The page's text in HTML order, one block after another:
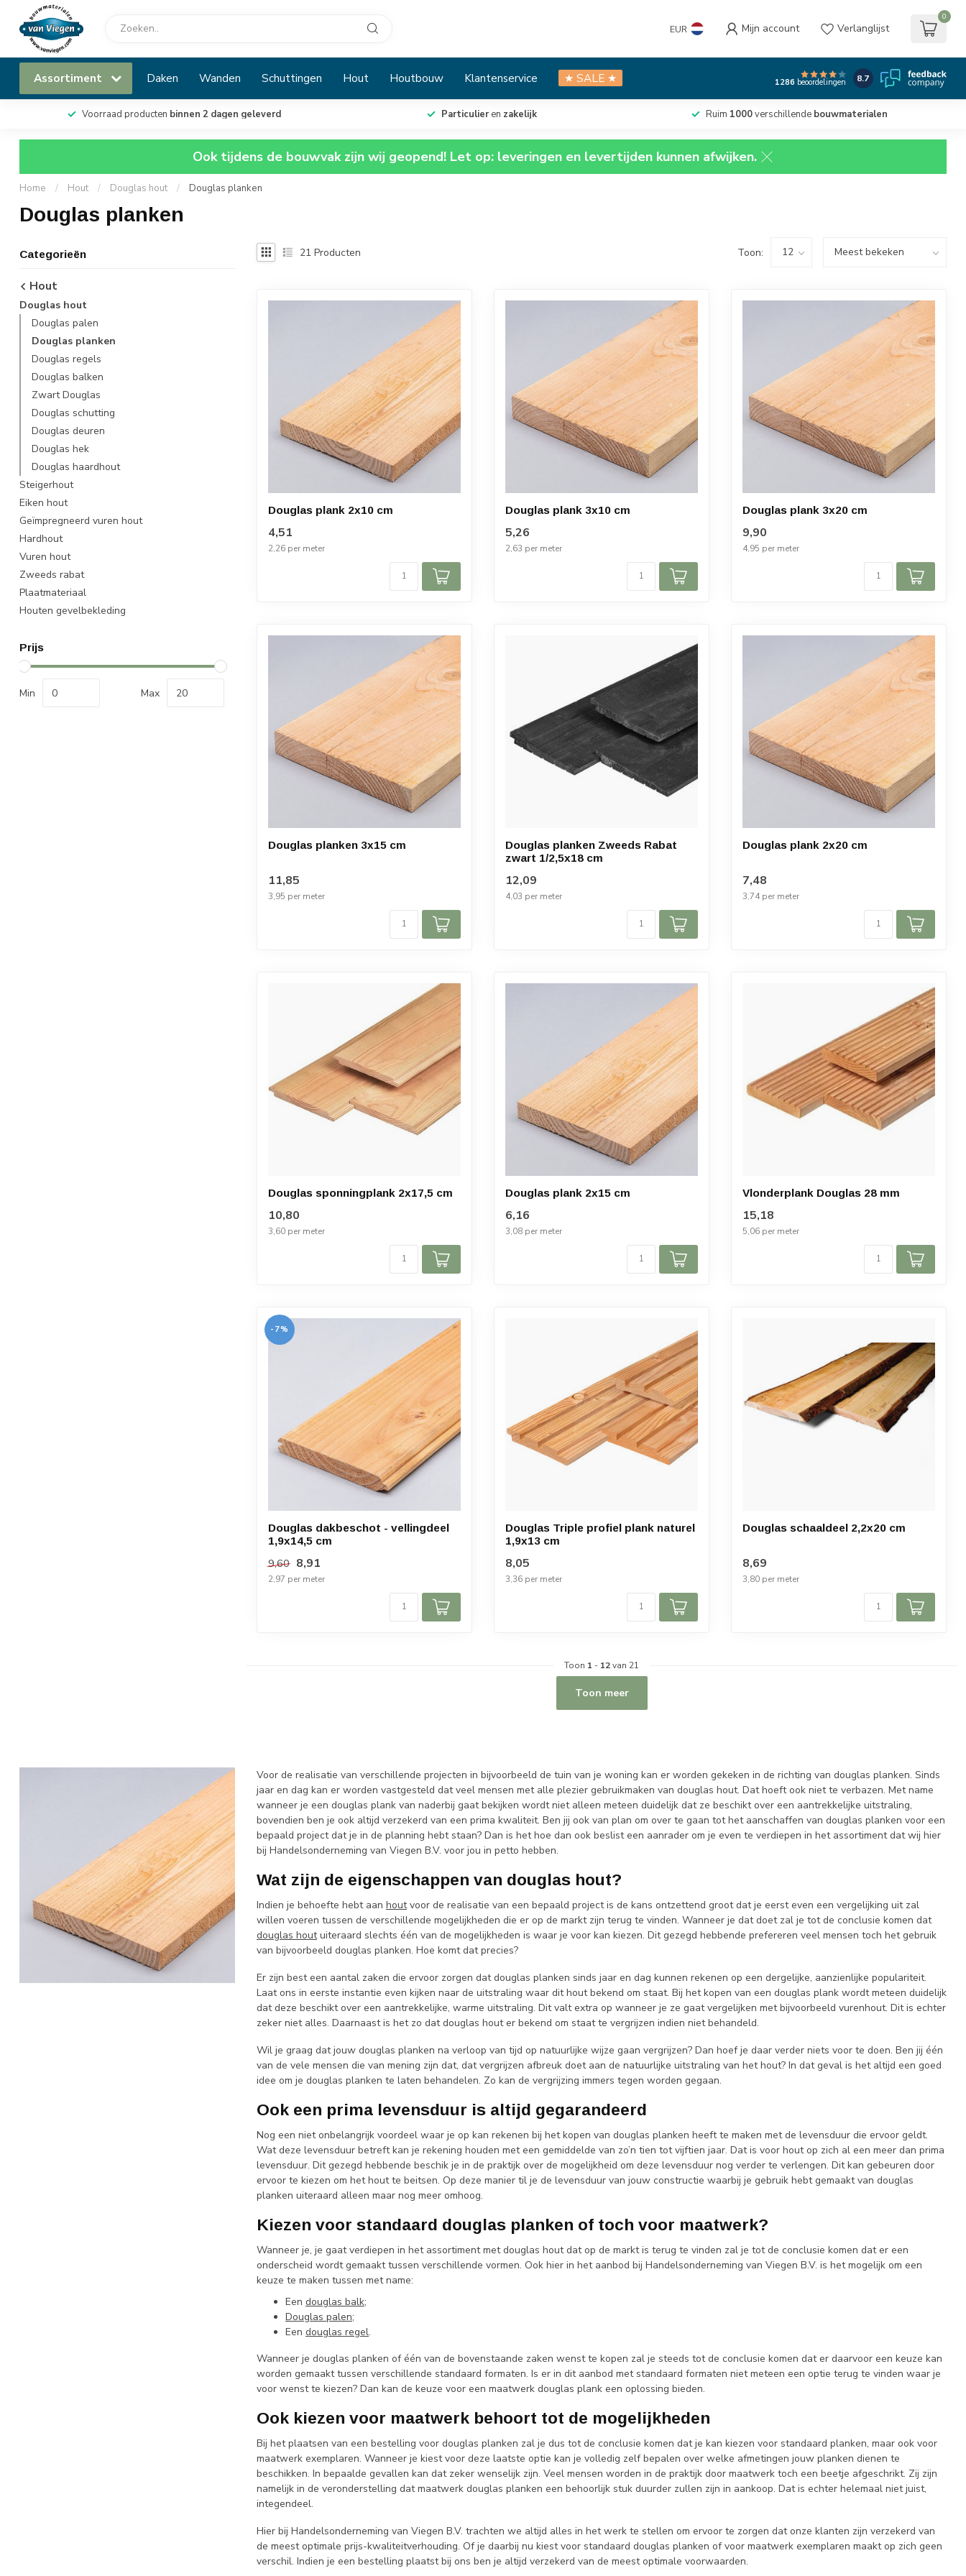
EUR Mijn account Verlanglijst
0
Assortiment Daken Wanden Schuttingen Hout Houtbouw Klantenservice ★ SALE ★ 1286 beoordelingen 8.7
Voorraad producten binnen 2 dagen geleverd Particulieren zakelijk Ruim 1000verschillende bouwmaterialen
Ook tijdens de bouwvak zijn wij geopend! Let op: leveringen en levertijden kunnen afwijken.
Home / Hout / Douglas hout / Douglas planken
Douglas planken
Categorieën
Hout
Douglas hout
Douglas palen
Douglas planken
Douglas regels
Douglas balken
Zwart Douglas
Douglas schutting
Douglas deuren
Douglas hek
Douglas haardhout
Steigerhout
Eiken hout
Geïmpregneerd vuren hout
Hardhout
Vuren hout
Zweeds rabat
Plaatmateriaal
Houten gevelbekleding
Prijs
Min Max
21 Producten Toon:
Douglas plank 2x10 cm
4,51
2,26 per meter
Douglas plank 3x10 cm
5,26
2,63 per meter
Douglas plank 3x20 cm
9,90
4,95 per meter
Douglas planken 3x15 cm
11,85
3,95 per meter
Douglas planken Zweeds Rabat
zwart 1/2,5x18 cm
12,09
4,03 per meter
Douglas plank 2x20 cm
7,48
3,74 per meter
Douglas sponningplank 2x17,5 cm
10,80
3,60 per meter
Douglas plank 2x15 cm
6,16
3,08 per meter
Vlonderplank Douglas 28 mm
15,18
5,06 per meter
-7%
Douglas dakbeschot - vellingdeel
1,9x14,5 cm
9,60 8,91
2,97 per meter
Douglas Triple profiel plank naturel
1,9x13 cm
8,05
3,36 per meter
Douglas schaaldeel 2,2x20 cm
8,69
3,80 per meter
Toon 1 - 12van 21
Toon meer
Voor de realisatie van verschillende projecten in bijvoorbeeld de tuin van je woning kan er worden gekeken in de richting van douglas planken. Sinds
jaar en dag kan er worden vastgesteld dat veel mensen met alle plezier gebruikmaken van douglas hout. Dat hoeft ook niet te verbazen. Met name
wanneer je een douglas plank van naderbij gaat bekijken wordt niet alleen meteen duidelijk dat ze beschikt over een aantrekkelijke uitstraling,
bovendien ben je ook altijd verzekerd van een prima kwaliteit. Ben jij ook van plan om over te gaan tot het aanschaffen van douglas planken voor een
bepaald project dat je in de planning hebt staan? Dan is het hoe dan ook beslist een aanrader om je even te verdiepen in het assortiment dat wij hier
bij Handelsonderneming van Viegen B.V. voor jou in petto hebben.
Wat zijn de eigenschappen van douglas hout?
Indien je behoefte hebt aan houtvoor de realisatie van een bepaald project is de kans ontzettend groot dat je eerst even een vergelijking uit zal
willen voeren tussen de verschillende mogelijkheden die er op de markt zijn terug te vinden. Wanneer je dat doet zal je tot de conclusie komen dat
douglas houtuiteraard slechts één van de mogelijkheden is waar je voor kan kiezen. Dit gezegd hebbende prefereren veel mensen toch het gebruik
van bijvoorbeeld douglas planken. Hoe komt dat precies?
Er zijn best een aantal zaken die ervoor zorgen dat douglas planken sinds jaar en dag kunnen rekenen op een dergelijke, aanzienlijke populariteit.
Laat ons in eerste instantie even kijken naar de uitstraling waar dit hout bekend om staat. Bij het kopen van een douglas plank wordt meteen duidelijk
dat deze beschikt over een aantrekkelijke, warme uitstraling. Dit valt extra op wanneer je ze gaat vergelijken met bijvoorbeeld vurenhout. Dit is echter
zeker niet alles. Daarnaast is het zo dat douglas hout er bekend om staat te vergrijzen indien niet behandeld.
Wil je graag dat jouw douglas planken na verloop van tijd op natuurlijke wijze gaan vergrijzen? Dan hoef je daar verder niets voor te doen. Ben jij één
van de vele mensen die van mening zijn dat, dat vergrijzen afbreuk doet aan de natuurlijke uitstraling van het hout? In dat geval is het altijd een goed
idee om je douglas planken te laten behandelen. Zo kan de vergrijzing immers tegen worden gegaan.
Ook een prima levensduur is altijd gegarandeerd
Nog een niet onbelangrijk voordeel waar je op kan rekenen bij het kopen van douglas planken heeft te maken met de levensduur die ervoor geldt.
Wat deze levensduur betreft kan je rekening houden met een gemiddelde van zo’n tien tot vijftien jaar. Dat is voor hout op zich al een meer dan prima
levensduur. Dit gezegd hebbende beschik je in de praktijk over de mogelijkheid om deze levensduur nog verder te verlengen. Dit kan gebeuren door
ervoor te kiezen om het hout te beitsen. Op deze manier til je de levensduur van jouw constructie waarbij je gebruik hebt gemaakt van douglas
planken uiteraard alleen maar nog meer omhoog.
Kiezen voor standaard douglas planken of toch voor maatwerk?
Wanneer je, je gaat verdiepen in het assortiment met douglas hout dat op de markt is terug te vinden zal je tot de conclusie komen dat er een
onderscheid wordt gemaakt tussen verschillende vormen. Ook hier in het aanbod bij Handelsonderneming van Viegen B.V. is het mogelijk om een
keuze te maken tussen met name:
Een douglas balk;
Douglas palen;
Een douglas regel.
Wanneer je douglas planken of één van de bovenstaande zaken wenst te kopen zal je steeds tot de conclusie komen dat er daarvoor een keuze kan
worden gemaakt tussen verschillende standaard formaten. Is er in dit aanbod met standaard formaten niet meteen een optie terug te vinden waar je
voor wenst te kiezen? Dan kan de keuze voor een maatwerk douglas plank een oplossing bieden.
Ook kiezen voor maatwerk behoort tot de mogelijkheden
Bij het plaatsen van een bestelling voor douglas planken zal je dus tot de conclusie komen dat je kan kiezen voor standaard planken, maar ook voor
maatwerk exemplaren. Wanneer je kiest voor deze laatste optie kan je volledig zelf bepalen over welke afmetingen jouw planken dienen te
beschikken. In bepaalde gevallen kan dat zeker wenselijk zijn. Veel mensen worden in de praktijk door maatwerk toch een beetje afgeschrikt. Zij zijn
namelijk in de veronderstelling dat maatwerk douglas planken een behoorlijk stuk duurder zullen zijn in aankoop. Dat is echter helemaal niet juist,
integendeel.
Hier bij Handelsonderneming van Viegen B.V. trachten we altijd alles in het werk te stellen om ervoor te zorgen dat onze klanten zijn verzekerd van
de meest optimale prijs-kwaliteitverhouding. Of je daarbij nu kiest voor standaard douglas planken of voor maatwerk exemplaren maakt op zich geen
verschil. Indien je een bestelling plaatst bij ons ben je altijd verzekerd van de meest optimale voorwaarden.